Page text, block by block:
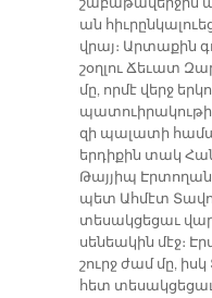
ան
վրայ։ Ար­տա­քին
շօղ­լու Ճե­ւատ
մը, որ­մէ վերջ
զի պա­լա­տի
եր­դի­քին տակ
Թայ­յիպ
պետ Ահ­մէտ
տե­սակ­ցե­ցաւ
սե­նեա­կին մէջ։
շուրջ ժամ մը,
հետ